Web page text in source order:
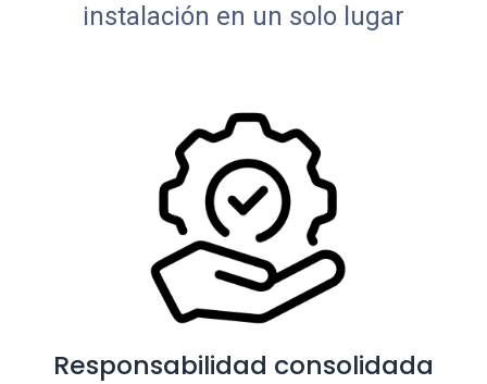
instalación en un solo lugar
Responsabilidad consolidada